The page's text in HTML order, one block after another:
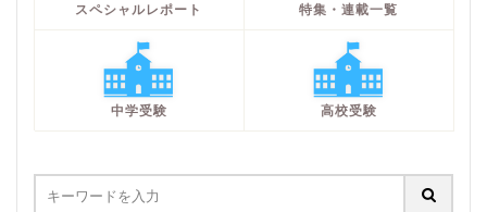
スペシャルレポート 特集・連載一覧
中学受験 高校受験